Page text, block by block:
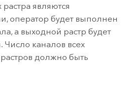
являются
оператор будет выполнен
а выходной растр будет
каналов всех
должно быть